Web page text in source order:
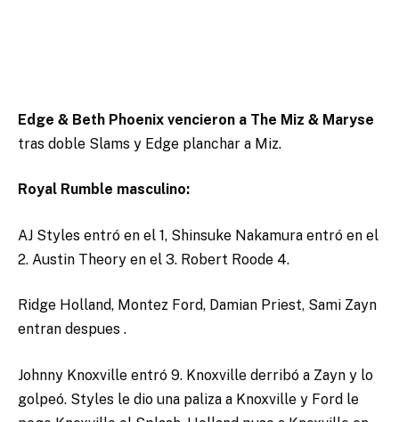
Edge & Beth Phoenix vencieron a The Miz & Maryse
tras doble Slams y Edge planchar a Miz.
Royal Rumble masculino:
AJ Styles entró en el 1, Shinsuke Nakamura entró en el
2. Austin Theory en el 3. Robert Roode 4.
Ridge Holland, Montez Ford, Damian Priest, Sami Zayn
entran despues .
Johnny Knoxville entró 9. Knoxville derribó a Zayn y lo
golpeó. Styles le dio una paliza a Knoxville y Ford le